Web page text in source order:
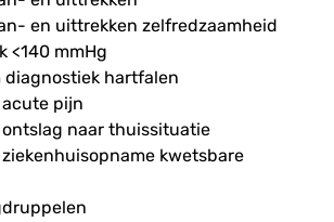
en uittrekken zelfredzaamheid
<140 mmHg
diagnostiek hartfalen
pijn
naar thuissituatie
kwetsbare